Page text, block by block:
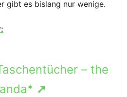
gibt es bislang nur wenige.
:
– the
➚